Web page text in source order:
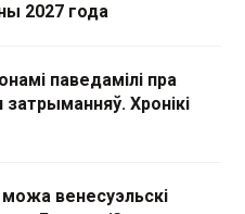
2027 года
паведамілі пра
затрыманняў. Хронікі
венесуэльскі